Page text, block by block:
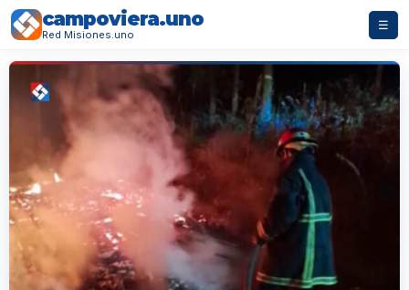
campoviera.uno
Red Misiones.uno
☰